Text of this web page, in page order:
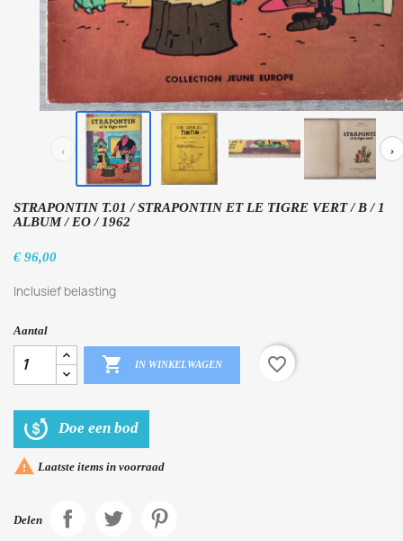
‹ ›
STRAPONTIN T.01 / STRAPONTIN ET LE TIGRE VERT / B / 1
ALBUM / EO / 1962
€ 96,00
Inclusief belasting
Aantal
 IN WINKELWAGEN favorite_border
Doe een bod
 Laatste items in voorraad
Delen